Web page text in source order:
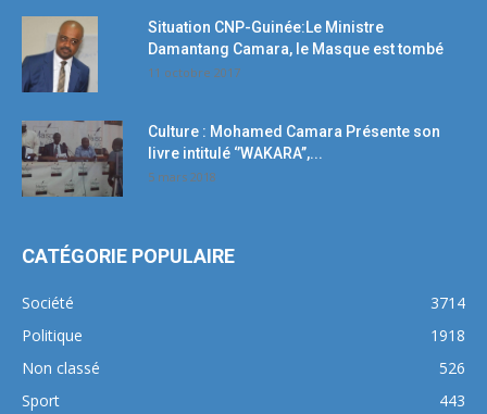
Situation CNP-Guinée:Le Ministre
Damantang Camara, le Masque est tombé
11 octobre 2017
Culture : Mohamed Camara Présente son
livre intitulé ‘’WAKARA’’,...
5 mars 2018
CATÉGORIE POPULAIRE
Société
3714
Politique
1918
Non classé
526
Sport
443